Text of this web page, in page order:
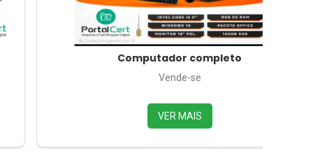
Computador completo
Vende-se
VER MAIS